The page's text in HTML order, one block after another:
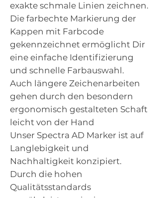
exakte schmale Linien zeichnen.
Die farbechte Markierung der
Kappen mit Farbcode
gekennzeichnet ermöglicht Dir
eine einfache Identifizierung
und schnelle Farbauswahl.
Auch längere Zeichenarbeiten
gehen durch den besondern
ergonomisch gestalteten Schaft
leicht von der Hand
Unser Spectra AD Marker ist auf
Langlebigkeit und
Nachhaltigkeit konzipiert.
Durch die hohen
Qualitätsstandards